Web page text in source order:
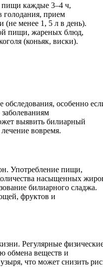
пищи каждые 3–4 ч,
голодания, прием
(не менее 1, 5 л в день).
пищи, жареных блюд,
(коньяк, виски).
обследования, особенно
выявить билиарный
вовремя.
Употребление пищи,
насыщенных
билиарного сладжа.
фруктов и
Регулярные
обмена веществ и
что может снизить